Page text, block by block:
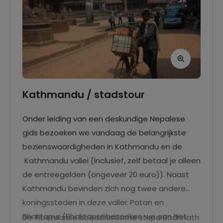
Kathmandu / stadstour
Onder leiding van een deskundige Nepalese
gids bezoeken we vandaag de belangrijkste
bezienswaardigheden in Kathmandu en de
Kathmandu vallei (inclusief, zelf betaal je alleen
de entreegelden (ongeveer 20 euro)). Naast
Kathmandu bevinden zich nog twee andere
koningssteden in deze vallei: Patan en
Bhaktapur (Bhaktapur bezoeken we aan het
De Tibetaanse boeddhistische stupa Bodhnath